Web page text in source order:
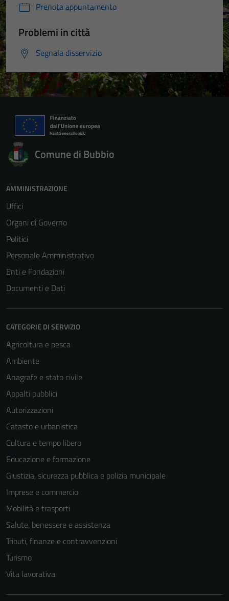
Prenota appuntamento
Problemi in città
Segnala disservizio
Comune di Bubbio
AMMINISTRAZIONE
Uffici
Organi di Governo
Politici
Personale Amministrativo
Enti e Fondazioni
Documenti e Dati
CATEGORIE DI SERVIZIO
Agricoltura e pesca
Ambiente
Anagrafe e stato civile
Appalti pubblici
Autorizzazioni
Catasto e urbanistica
Cultura e tempo libero
Educazione e formazione
Giustizia, sicurezza pubblica e polizia municipale
Imprese e commercio
Mobilità e trasporti
Salute, benessere e assistenza
Tributi, finanze e contravvenzioni
Turismo
Vita lavorativa